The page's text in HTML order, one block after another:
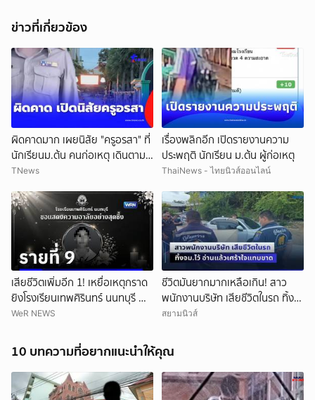
ข่าวที่เกี่ยวข้อง
ผิดคาดมาก เผยนิสัย "ครูอรสา" ที่
นักเรียนม.ต้น คนก่อเหตุ เดินตาม
หา
TNews
เรื่องพลิกอีก เปิดรายงานความ
ประพฤติ นักเรียน ม.ต้น ผู้ก่อเหตุ
ThaiNews - ไทยนิวส์ออนไลน์
เสียชีวิตเพิ่มอีก 1! เหยื่อเหตุกราด
ยิงโรงเรียนเทพศิรินทร์ นนทบุรี ทำ
ยอดเสียชีวิตสะสมรวมเป็น 9 ราย
WeR NEWS
ชีวิตมันยากมากเหลือเกิน! สาว
พนักงานบริษัท เสียชีวิตในรถ ทิ้ง
จม.ไว้ อ่านแล้วเศร้าใจแทบขาด
สยามนิวส์
10 บทความที่อยากแนะนำให้คุณ